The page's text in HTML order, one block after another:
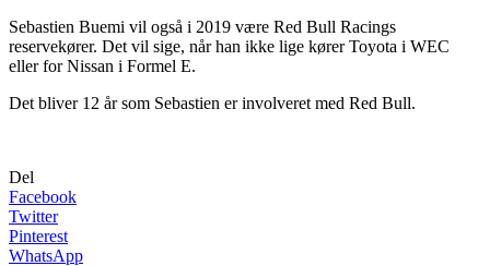
Sebastien Buemi vil også i 2019 være Red Bull Racings
reservekører. Det vil sige, når han ikke lige kører Toyota i WEC
eller for Nissan i Formel E.
Det bliver 12 år som Sebastien er involveret med Red Bull.
Del
Facebook
Twitter
Pinterest
WhatsApp